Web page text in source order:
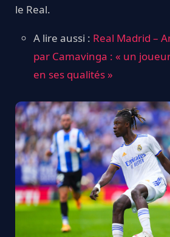
le Real.
A lire aussi : Real Madrid –
par Camavinga : « un
en ses qualités »